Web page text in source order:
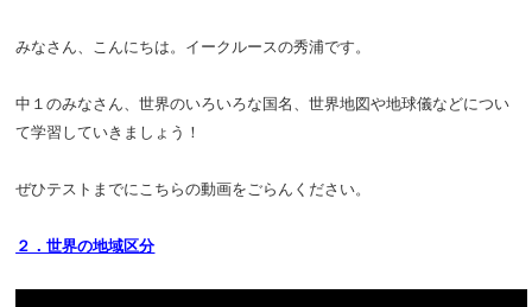
みなさん、こんにちは。イークルースの秀浦です。
中１のみなさん、世界のいろいろな国名、世界地図や地球儀などについ
て学習していきましょう！
ぜひテストまでにこちらの動画をごらんください。
２．世界の地域区分